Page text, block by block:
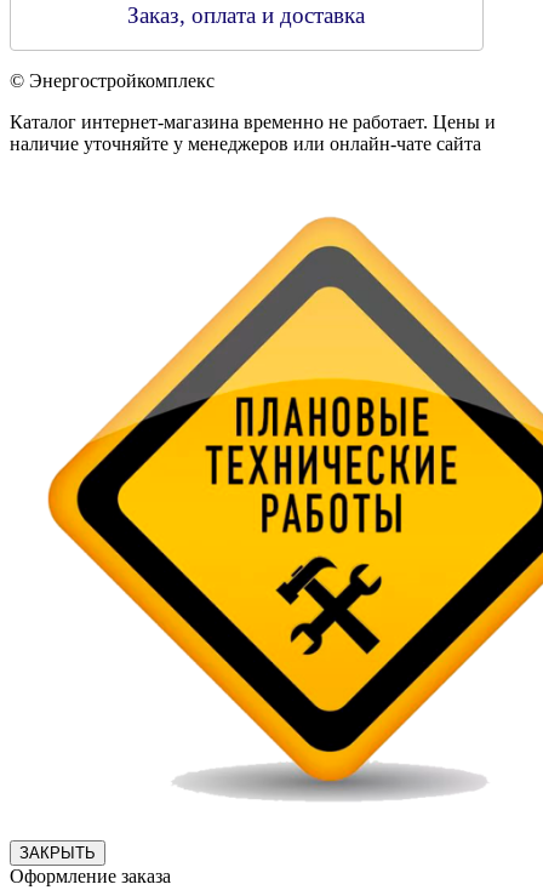
Заказ, оплата и доставка
© Энергостройкомплекс
Каталог интернет-магазина временно не работает. Цены и
наличие уточняйте у менеджеров или онлайн-чате сайта
ЗАКРЫТЬ
Оформление заказа